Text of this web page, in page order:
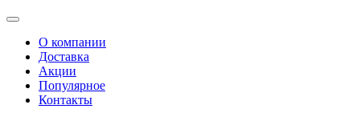
О компании
Доставка
Акции
Популярное
Контакты